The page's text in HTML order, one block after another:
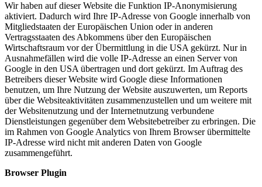
Wir haben auf dieser Website die Funktion IP-Anonymisierung
aktiviert. Dadurch wird Ihre IP-Adresse von Google innerhalb von
Mitgliedstaaten der Europäischen Union oder in anderen
Vertragsstaaten des Abkommens über den Europäischen
Wirtschaftsraum vor der Übermittlung in die USA gekürzt. Nur in
Ausnahmefällen wird die volle IP-Adresse an einen Server von
Google in den USA übertragen und dort gekürzt. Im Auftrag des
Betreibers dieser Website wird Google diese Informationen
benutzen, um Ihre Nutzung der Website auszuwerten, um Reports
über die Websiteaktivitäten zusammenzustellen und um weitere mit
der Websitenutzung und der Internetnutzung verbundene
Dienstleistungen gegenüber dem Websitebetreiber zu erbringen. Die
im Rahmen von Google Analytics von Ihrem Browser übermittelte
IP-Adresse wird nicht mit anderen Daten von Google
zusammengeführt.
Browser Plugin